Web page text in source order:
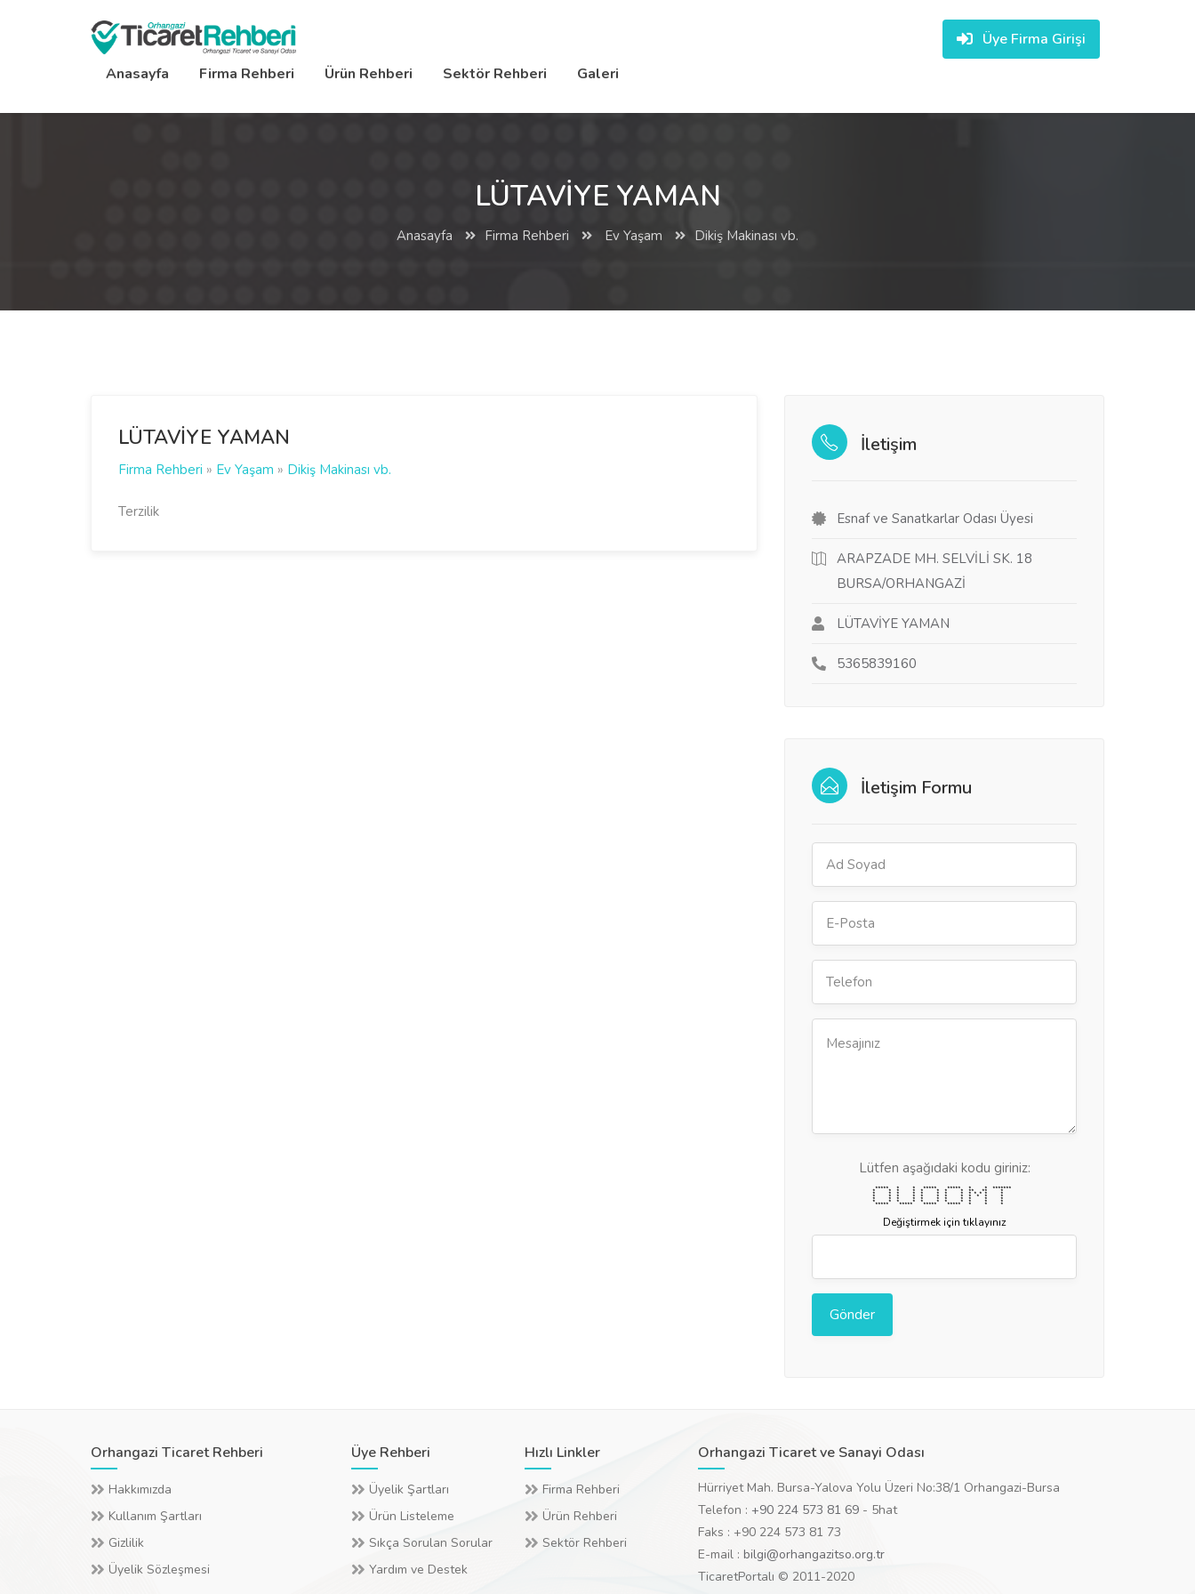
Anasayfa Firma Rehberi Ürün Rehberi Sektör Rehberi Galeri
Üye Firma Girişi
LÜTAVİYE YAMAN
Anasayfa Firma Rehberi Ev Yaşam Dikiş Makinası vb.
LÜTAVİYE YAMAN
Firma Rehberi » Ev Yaşam » Dikiş Makinası vb.
Terzilik
İletişim
Esnaf ve Sanatkarlar Odası Üyesi
ARAPZADE MH. SELVİLİ SK. 18
BURSA/ORHANGAZİ
LÜTAVİYE YAMAN
5365839160
İletişim Formu
Lütfen aşağıdaki kodu giriniz:
***** * * ***** ***** * * *******
* * * * * * * * ** ** *
* * * * * * * * * * * * *
* * * * * * * * * * * *
* * * * * * * * * * *
* * * * * * * * * * *
***** ***** ***** ***** * * *
Değiştirmek için tıklayınız
Orhangazi Ticaret Rehberi
Hakkımızda
Kullanım Şartları
Gizlilik
Üyelik Sözleşmesi
Üye Rehberi
Üyelik Şartları
Ürün Listeleme
Sıkça Sorulan Sorular
Yardım ve Destek
Hızlı Linkler
Firma Rehberi
Ürün Rehberi
Sektör Rehberi
Orhangazi Ticaret ve Sanayi Odası
Hürriyet Mah. Bursa-Yalova Yolu Üzeri No:38/1 Orhangazi-Bursa
Telefon : +90 224 573 81 69- 5hat
Faks : +90 224 573 81 73
E-mail : bilgi@orhangazitso.org.tr
TicaretPortalı © 2011-2020